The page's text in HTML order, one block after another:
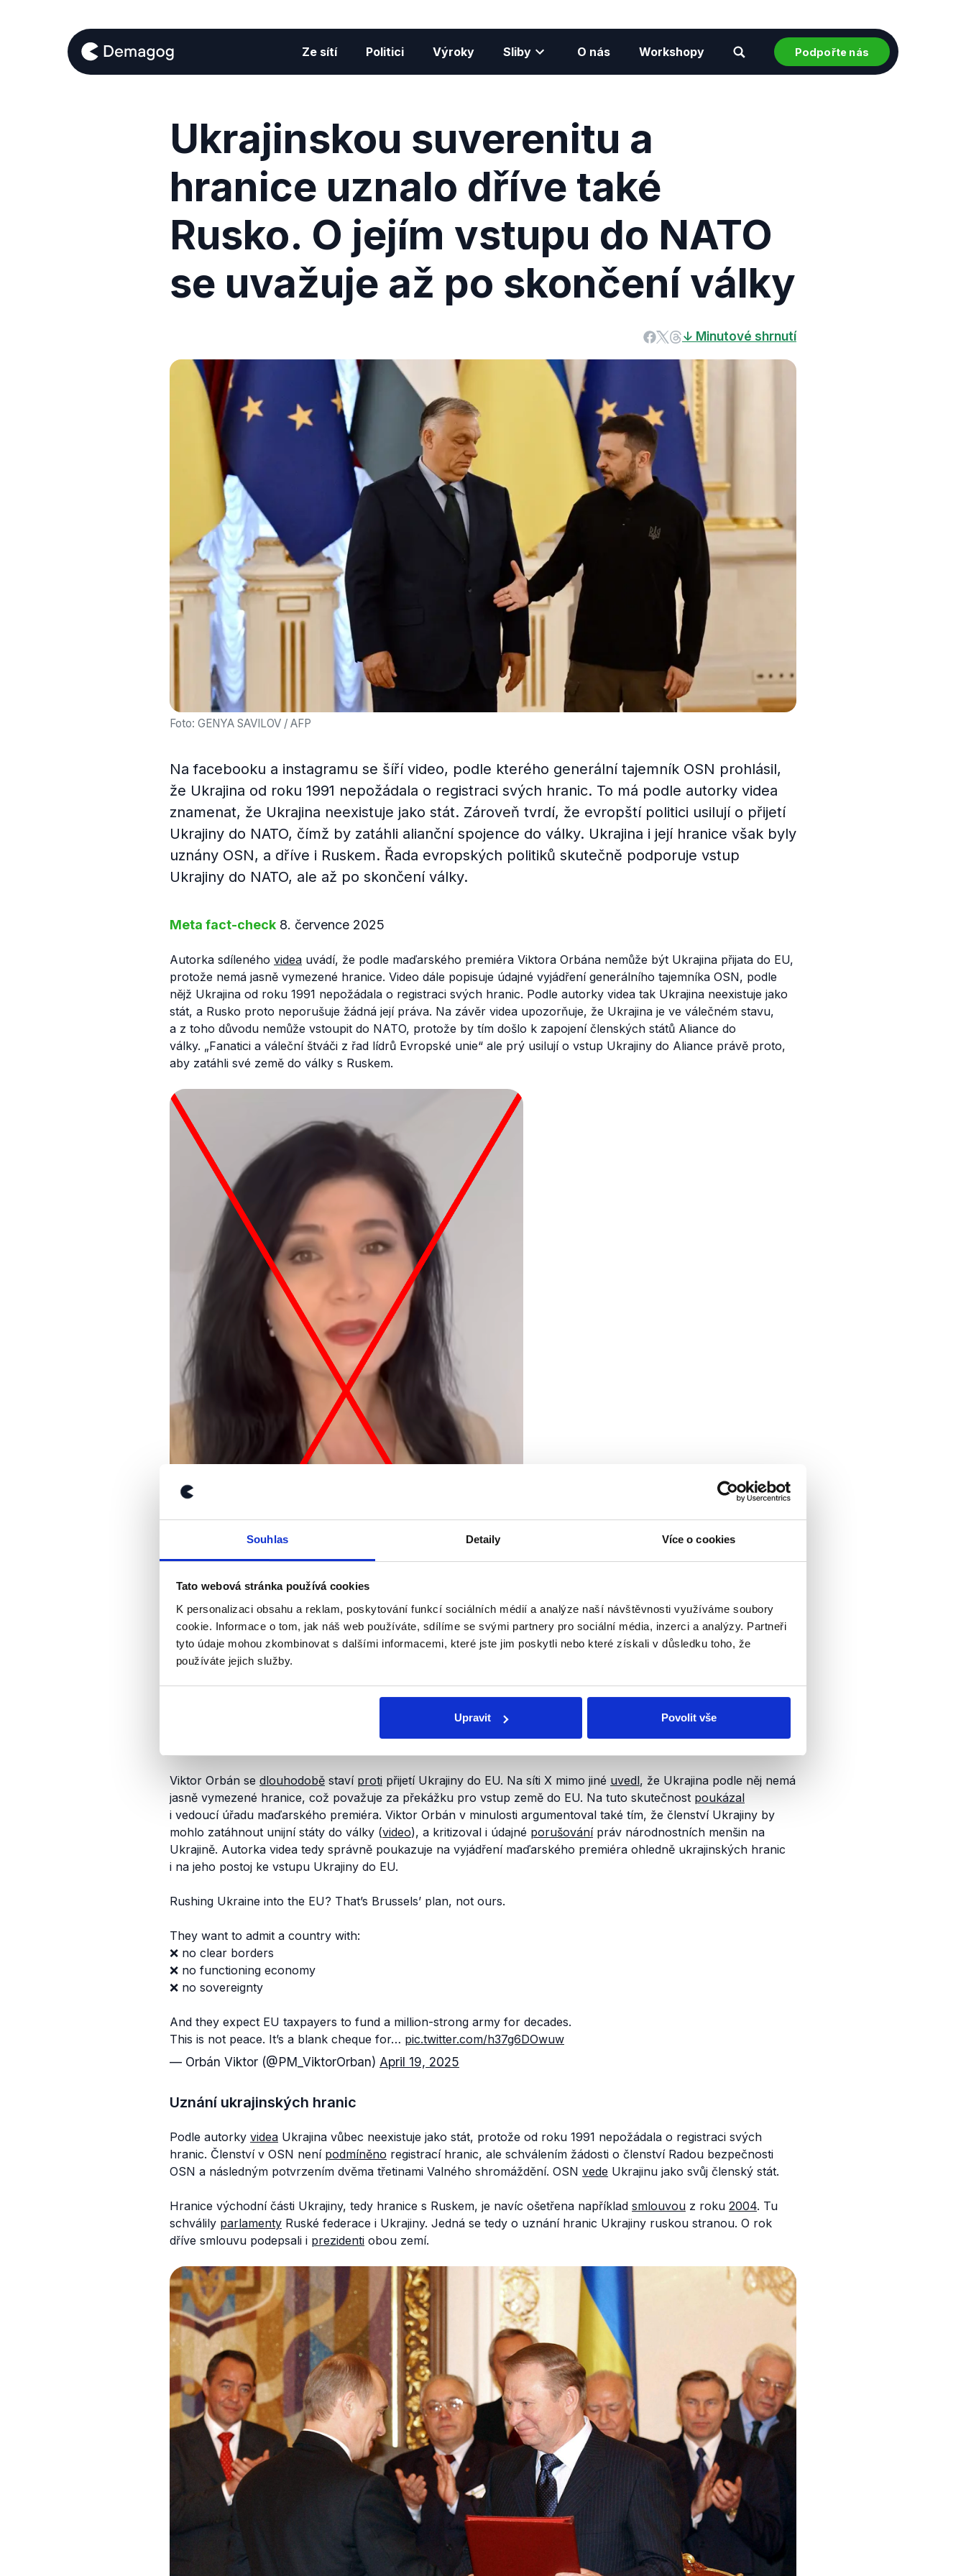
Souhlas Detaily Více o cookies
Tato webová stránka používá cookies
K personalizaci obsahu a reklam, poskytování funkcí sociálních médií a analýze naší návštěvnosti využíváme soubory
cookie. Informace o tom, jak náš web používáte, sdílíme se svými partnery pro sociální média, inzerci a analýzy. Partneři
tyto údaje mohou zkombinovat s dalšími informacemi, které jste jim poskytli nebo které získali v důsledku toho, že
používáte jejich služby.
Upravit Povolit vše
Ze sítí Politici Výroky Sliby O nás Workshopy Podpořte nás
Ukrajinskou suverenitu a
hranice uznalo dříve také
Rusko. O jejím vstupu do NATO
se uvažuje až po skončení války
↓ Minutové shrnutí
Foto: GENYA SAVILOV / AFP
Na facebooku a instagramu se šíří video, podle kterého generální tajemník OSN prohlásil,
že Ukrajina od roku 1991 nepožádala o registraci svých hranic. To má podle autorky videa
znamenat, že Ukrajina neexistuje jako stát. Zároveň tvrdí, že evropští politici usilují o přijetí
Ukrajiny do NATO, čímž by zatáhli alianční spojence do války. Ukrajina i její hranice však byly
uznány OSN, a dříve i Ruskem. Řada evropských politiků skutečně podporuje vstup
Ukrajiny do NATO, ale až po skončení války.
Meta fact-check 8. července 2025
Autorka sdíleného videa uvádí, že podle maďarského premiéra Viktora Orbána nemůže být Ukrajina přijata do EU,
protože nemá jasně vymezené hranice. Video dále popisuje údajné vyjádření generálního tajemníka OSN, podle
nějž Ukrajina od roku 1991 nepožádala o registraci svých hranic. Podle autorky videa tak Ukrajina neexistuje jako
stát, a Rusko proto neporušuje žádná její práva. Na závěr videa upozorňuje, že Ukrajina je ve válečném stavu,
a z toho důvodu nemůže vstoupit do NATO, protože by tím došlo k zapojení členských států Aliance do
války. „Fanatici a váleční štváči z řad lídrů Evropské unie“ ale prý usilují o vstup Ukrajiny do Aliance právě proto,
aby zatáhli své země do války s Ruskem.
Viktor Orbán se dlouhodobě staví proti přijetí Ukrajiny do EU. Na síti X mimo jiné uvedl, že Ukrajina podle něj nemá
jasně vymezené hranice, což považuje za překážku pro vstup země do EU. Na tuto skutečnost poukázal
i vedoucí úřadu maďarského premiéra. Viktor Orbán v minulosti argumentoval také tím, že členství Ukrajiny by
mohlo zatáhnout unijní státy do války (video), a kritizoval i údajné porušovánípráv národnostních menšin na
Ukrajině. Autorka videa tedy správně poukazuje na vyjádření maďarského premiéra ohledně ukrajinských hranic
i na jeho postoj ke vstupu Ukrajiny do EU.
Rushing Ukraine into the EU? That’s Brussels’ plan, not ours.
They want to admit a country with:
❌ no clear borders
❌ no functioning economy
❌ no sovereignty
And they expect EU taxpayers to fund a million-strong army for decades.
This is not peace. It’s a blank cheque for… pic.twitter.com/h37g6DOwuw
— Orbán Viktor (@PM_ViktorOrban) April 19, 2025
Uznání ukrajinských hranic
Podle autorky videa Ukrajina vůbec neexistuje jako stát, protože od roku 1991 nepožádala o registraci svých
hranic. Členství v OSN není podmíněno registrací hranic, ale schválením žádosti o členství Radou bezpečnosti
OSN a následným potvrzením dvěma třetinami Valného shromáždění. OSN vede Ukrajinu jako svůj členský stát.
Hranice východní části Ukrajiny, tedy hranice s Ruskem, je navíc ošetřena například smlouvou z roku 2004. Tu
schválily parlamenty Ruské federace i Ukrajiny. Jedná se tedy o uznání hranic Ukrajiny ruskou stranou. O rok
dříve smlouvu podepsali i prezidenti obou zemí.